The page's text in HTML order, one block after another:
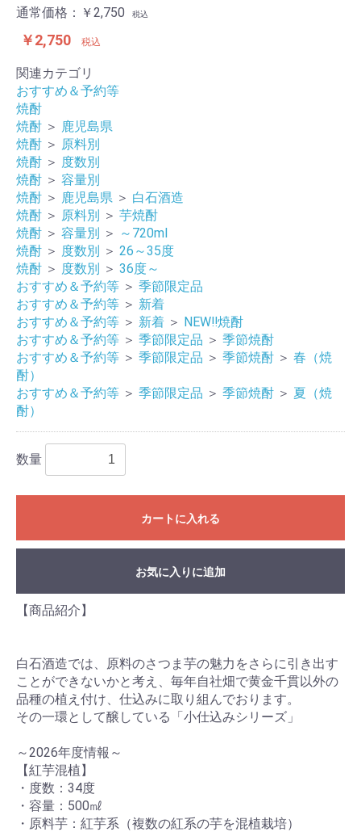
通常価格：￥2,750 税込
￥2,750 税込
関連カテゴリ
おすすめ＆予約等
焼酎
焼酎 ＞ 鹿児島県
焼酎 ＞ 原料別
焼酎 ＞ 度数別
焼酎 ＞ 容量別
焼酎 ＞ 鹿児島県 ＞ 白石酒造
焼酎 ＞ 原料別 ＞ 芋焼酎
焼酎 ＞ 容量別 ＞ ～720ml
焼酎 ＞ 度数別 ＞ 26～35度
焼酎 ＞ 度数別 ＞ 36度～
おすすめ＆予約等 ＞ 季節限定品
おすすめ＆予約等 ＞ 新着
おすすめ＆予約等 ＞ 新着 ＞ NEW‼焼酎
おすすめ＆予約等 ＞ 季節限定品 ＞ 季節焼酎
おすすめ＆予約等 ＞ 季節限定品 ＞ 季節焼酎 ＞ 春（焼
酎）
おすすめ＆予約等 ＞ 季節限定品 ＞ 季節焼酎 ＞ 夏（焼
酎）
数量
カートに入れる
お買い物を続ける
お気に入りに追加
【商品紹介】
白石酒造では、原料のさつま芋の魅力をさらに引き出す
ことができないかと考え、毎年自社畑で黄金千貫以外の
品種の植え付け、仕込みに取り組んでおります。
その一環として醸している「小仕込みシリーズ」
～2026年度情報～
【紅芋混植】
・度数：34度
・容量：500㎖
・原料芋：紅芋系（複数の紅系の芋を混植栽培）